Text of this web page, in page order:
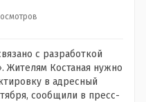
с разработкой
Жителям Костаная нужно
в адресный
сообщили в пресс-